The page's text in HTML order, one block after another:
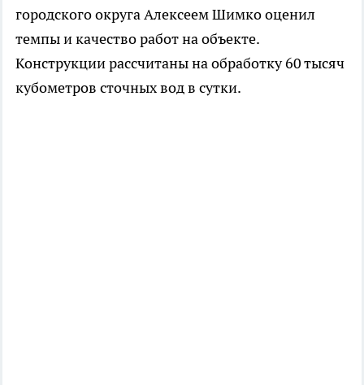
городского округа Алексеем Шимко оценил
темпы и качество работ на объекте.
Конструкции рассчитаны на обработку 60 тысяч
кубометров сточных вод в сутки.